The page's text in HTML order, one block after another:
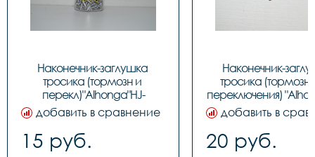
Наконечник-заглушка
тросика (тормозн и
перекл)"Alhonga"HJ-
D1001,ЦЕНА ЗА 1шт., код
40706
добавить в сравнение
15 руб.
Наконечник-
тросика
переключения)
D1001, код
добавить в
20 руб.